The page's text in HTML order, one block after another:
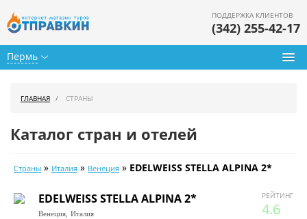
Пермь
ПОДДЕРЖКА КЛИЕНТОВ
(342) 255-42-17
Календарь туров
Цены дня
ГЛАВНАЯ СТРАНЫ
Каталог стран и отелей
Страны » Италия » Венеция » EDELWEISS STELLA ALPINA 2*
РЕЙТИНГ
4.6
EDELWEISS STELLA ALPINA 2*
Венеция, Италия